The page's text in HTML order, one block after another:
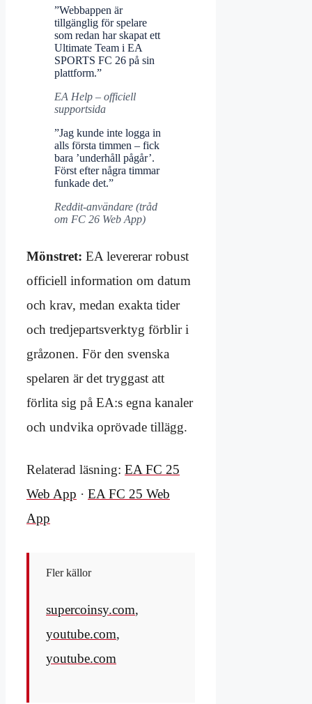
”Webbappen är
tillgänglig för spelare
som redan har skapat ett
Ultimate Team i EA
SPORTS FC 26 på sin
plattform.”
EA Help – officiell
supportsida
”Jag kunde inte logga in
alls första timmen – fick
bara ’underhåll pågår’.
Först efter några timmar
funkade det.”
Reddit-användare (tråd
om FC 26 Web App)
Mönstret: EA levererar robust
officiell information om datum
och krav, medan exakta tider
och tredjepartsverktyg förblir i
gråzonen. För den svenska
spelaren är det tryggast att
förlita sig på EA:s egna kanaler
och undvika oprövade tillägg.
Relaterad läsning: EA FC 25
Web App · EA FC 25 Web
App
Fler källor
supercoinsy.com,
youtube.com,
youtube.com